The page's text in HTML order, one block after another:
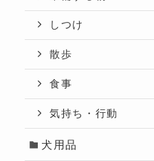
しつけ
散歩
食事
気持ち・行動
犬用品